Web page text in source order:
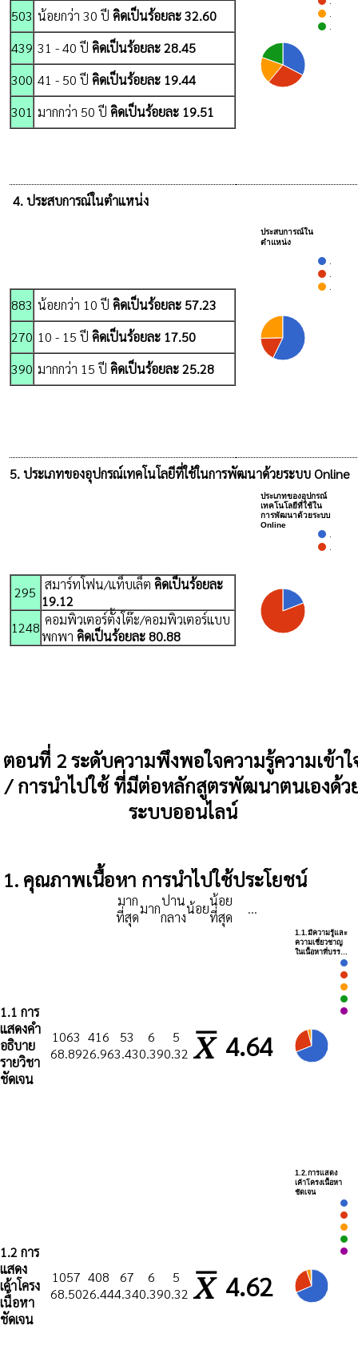
503 น้อยกว่า 30 ปี คิดเป็นร้อยละ 32.60
439 31 - 40 ปี คิดเป็นร้อยละ 28.45
300 41 - 50 ปี คิดเป็นร้อยละ 19.44
301 มากกว่า 50 ปี คิดเป็นร้อยละ 19.51
4. ประสบการณ์ในตำแหน่ง
883 น้อยกว่า 10 ปี คิดเป็นร้อยละ 57.23
270 10 - 15 ปี คิดเป็นร้อยละ 17.50
390 มากกว่า 15 ปี คิดเป็นร้อยละ 25.28
ประสบการณ์ใน
ตำแหน่ง
5. ประเภทของอุปกรณ์เทคโนโลยีที่ใช้ในการพัฒนาด้วยระบบ Online
295 สมาร์ทโฟน/แท็บเล็ต คิดเป็นร้อยละ
19.12
1248 คอมพิวเตอร์ตั้งโต๊ะ/คอมพิวเตอร์แบบ
พกพา คิดเป็นร้อยละ 80.88
ประเภทของอุปกรณ์
เทคโนโลยีที่ใช้ใน
การพัฒนาด้วยระบบ
Online
ตอนที่ 2 ระดับความพึงพอใจความรู้ความเข้าใ
/ การนำไปใช้ ที่มีต่อหลักสูตรพัฒนาตนเองด้ว
ระบบออนไลน์
1. คุณภาพเนื้อหา การนำไปใช้ประโยชน์
มาก
ที่สุด
มากปาน
กลาง
น้อยน้อย
ที่สุด
...
1.1 การ
แสดงคำ
อธิบาย
รายวิชา
ชัดเจน
1063
68.89
416
26.96
53
3.43
6
0.39
5
0.32
4.64
1.1.มีความรู้และ
ความเชี่ยวชาญ
ในเนื้อหาที่บรร…
1.2 การ
แสดง
เค้าโครง
เนื้อหา
ชัดเจน
1057
68.50
408
26.44
67
4.34
6
0.39
5
0.32
4.62
1.2.การแสดง
เค้าโครงเนื้อหา
ชัดเจน